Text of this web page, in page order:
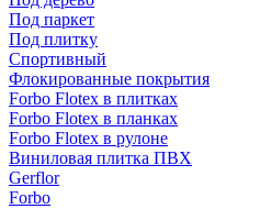
Под паркет
Под плитку
Спортивный
Флокированные покрытия
Forbo Flotex в плитках
Forbo Flotex в планках
Forbo Flotex в рулоне
Виниловая плитка ПВХ
Gerflor
Forbo